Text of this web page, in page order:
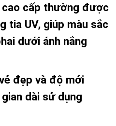
cao cấp thường được
tia UV, giúp màu sắc
dưới ánh nắng
đẹp và độ mới
dài sử dụng